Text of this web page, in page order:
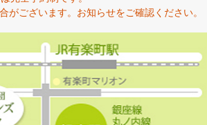
がございます。お知らせをご確認ください。